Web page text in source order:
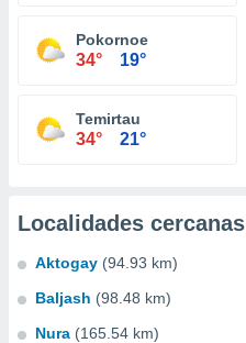
Pokornoe
34° 19°
Temirtau
34° 21°
Localidades cercanas
Aktogay (94.93 km)
Baljash (98.48 km)
Nura (165.54 km)